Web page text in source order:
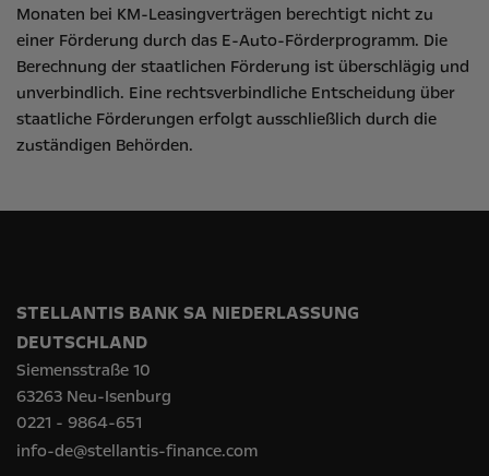
Monaten bei KM-Leasingverträgen berechtigt nicht zu
einer Förderung durch das E-Auto-Förderprogramm. Die
Berechnung der staatlichen Förderung ist überschlägig und
unverbindlich. Eine rechtsverbindliche Entscheidung über
staatliche Förderungen erfolgt ausschließlich durch die
zuständigen Behörden.
STELLANTIS BANK SA NIEDERLASSUNG
DEUTSCHLAND
Siemensstraße 10
63263 Neu-Isenburg
0221 - 9864-651
info-de@stellantis-finance.com